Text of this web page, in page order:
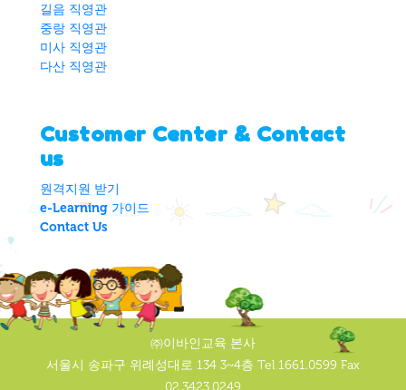
길음 직영관
중랑 직영관
미사 직영관
다산 직영관
Customer Center & Contact
us
원격지원 받기
e-Learning 가이드
Contact Us
㈜이바인교육 본사
서울시 송파구 위례성대로 134 3~4층 Tel 1661.0599 Fax
02.3423.0249